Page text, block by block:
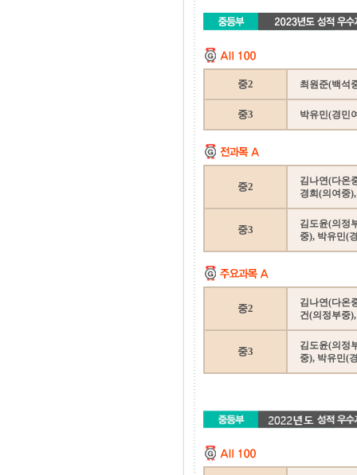
중2 최원준(백석
중3 박유민(경민
중2
김나연(다온
경희(의여중
중3
김도윤(의정
중), 박유민(
중2
김나연(다온
건(의정부중
중3
김도윤(의정
중), 박유민(